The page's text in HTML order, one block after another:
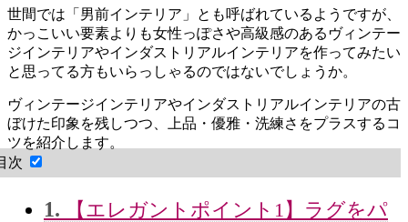
世間では「男前インテリア」とも呼ばれているようですが、
かっこいい要素よりも女性っぽさや高級感のあるヴィンテー
ジインテリアやインダストリアルインテリアを作ってみたい
と思ってる方もいらっしゃるのではないでしょうか。
ヴィンテージインテリアやインダストリアルインテリアの古
ぼけた印象を残しつつ、上品・優雅・洗練さをプラスするコ
ツを紹介します。
次
1. 【エレガントポイント1】ラグをパ